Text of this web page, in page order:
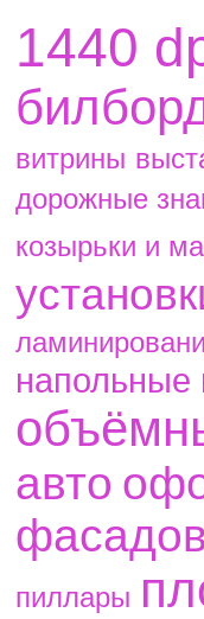
1440
витрины
дорожные
козырьки и
напольные
авто
фасадов
пиллары